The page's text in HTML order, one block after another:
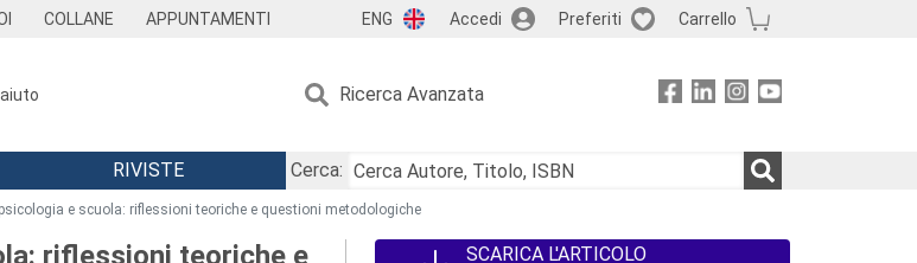
COLLANE APPUNTAMENTI ENG Accedi Preferiti Carrello
aiuto Ricerca Avanzata
RIVISTE
Cerca:
e scuola: riflessioni teoriche e questioni metodologiche
riflessioni teoriche e
SCARICA L'ARTICOLO